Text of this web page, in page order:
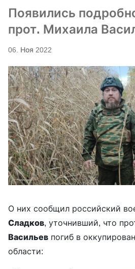
Появились
прот. Михаила
06. Ноя 2022
О них сообщил российский
Сладков, уточнивший, что
Васильев погиб в
области: